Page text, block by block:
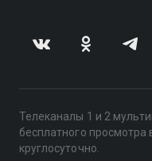
Телеканалы 1 и 2
бесплатного
круглосуточно.